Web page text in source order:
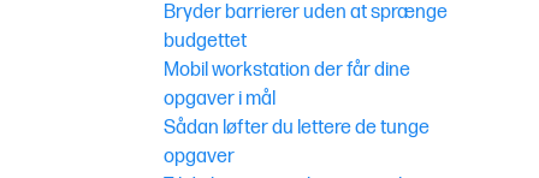
Bryder barrierer uden at sprænge
budgettet
Mobil workstation der får dine
opgaver i mål
Sådan løfter du lettere de tunge
opgaver